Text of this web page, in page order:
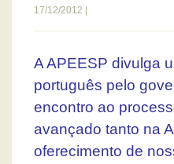
17/12/2012 |
A APEESP divulga
português pelo
encontro ao
avançado tanto na
oferecimento de